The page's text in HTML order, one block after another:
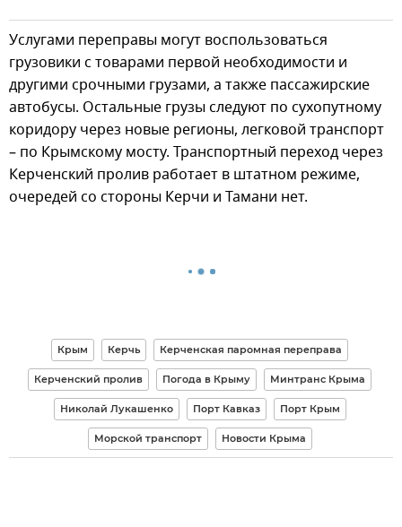
Услугами переправы могут воспользоваться
грузовики с товарами первой необходимости и
другими срочными грузами, а также пассажирские
автобусы. Остальные грузы следуют по сухопутному
коридору через новые регионы, легковой транспорт
– по Крымскому мосту. Транспортный переход через
Керченский пролив работает в штатном режиме,
очередей со стороны Керчи и Тамани нет.
Крым Керчь Керченская паромная переправа
Керченский пролив Погода в Крыму Минтранс Крыма
Николай Лукашенко Порт Кавказ Порт Крым
Морской транспорт Новости Крыма